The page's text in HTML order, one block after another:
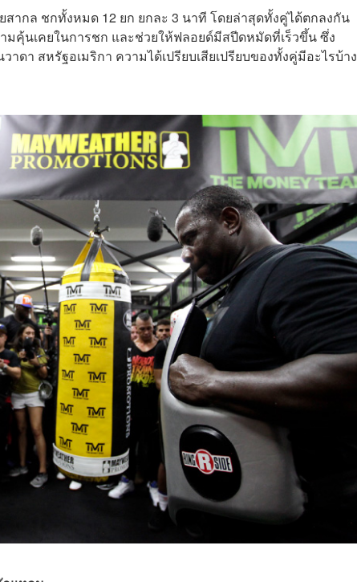
กล ชกทั้งหมด 12 ยก ยกละ 3 นาที โดยล่าสุดทั้งคู่ได้ตกลงกัน
คุ้นเคยในการชก และช่วยให้ฟลอยด์มีสปีดหมัดที่เร็วขึ้น ซึ่ง
าดา สหรัฐอเมริกา ความได้เปรียบเสียเปรียบของทั้งคู่มีอะไรบ้าง